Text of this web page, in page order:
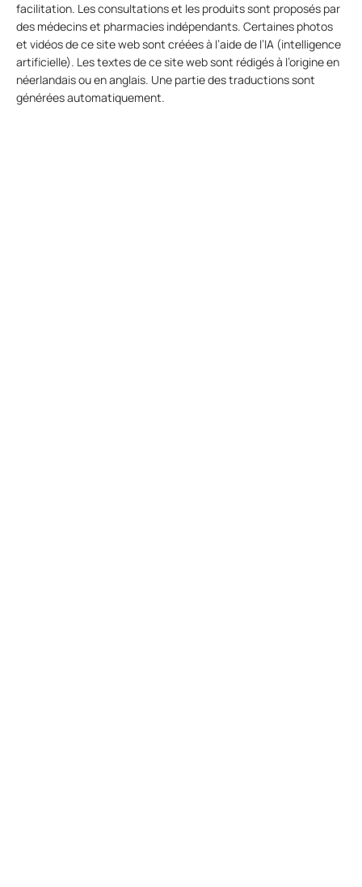
facilitation. Les consultations et les produits sont proposés par
des médecins et pharmacies indépendants. Certaines photos
et vidéos de ce site web sont créées à l’aide de l’IA (intelligence
artificielle). Les textes de ce site web sont rédigés à l’origine en
néerlandais ou en anglais. Une partie des traductions sont
générées automatiquement.